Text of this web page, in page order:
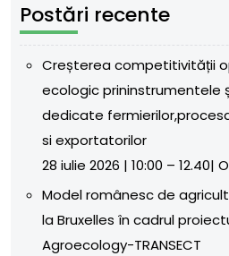
Postări recente
Creșterea competitivității
ecologic prininstrumentele
dedicate
si exportatorilor
28 iulie 2026 | 10:00 – 12.40|
Model românesc de
la Bruxelles în cadrul
Agroecology-TRANSECT